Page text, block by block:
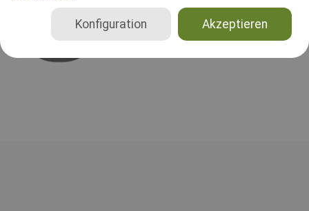
Akzeptieren
Konfiguration
Norwina von Hoyer-Boot
Deutschland